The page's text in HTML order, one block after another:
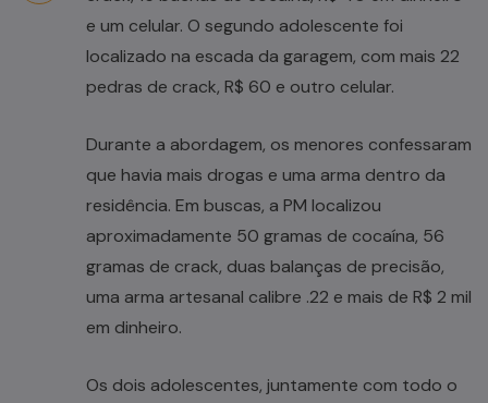
e um celular. O segundo adolescente foi
localizado na escada da garagem, com mais 22
pedras de crack, R$ 60 e outro celular.
Durante a abordagem, os menores confessaram
que havia mais drogas e uma arma dentro da
residência. Em buscas, a PM localizou
aproximadamente 50 gramas de cocaína, 56
gramas de crack, duas balanças de precisão,
uma arma artesanal calibre .22 e mais de R$ 2 mil
em dinheiro.
Os dois adolescentes, juntamente com todo o